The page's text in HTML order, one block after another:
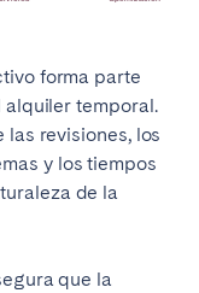
forma parte
temporal.
revisiones, los
y los tiempos
de la
que la